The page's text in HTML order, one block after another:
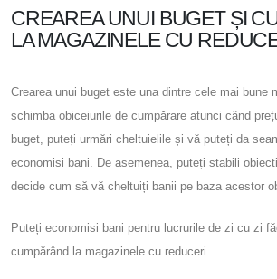
CREAREA UNUI BUGET ȘI
LA MAGAZINELE CU
Crearea unui buget este una dintre cele mai bune
schimba obiceiurile de cumpărare atunci când
buget, puteți urmări cheltuielile și vă puteți da
economisi bani. De asemenea, puteți stabili
decide cum să vă cheltuiți banii pe baza acestor
Puteți economisi bani pentru lucrurile de zi cu zi
cumpărând la magazinele cu reduceri.